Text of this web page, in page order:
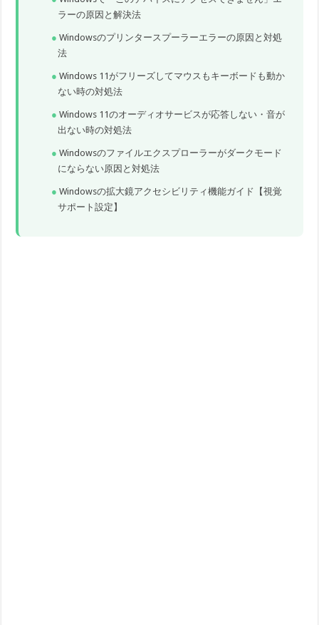
ラーの原因と解決法
Windowsのプリンタースプーラーエラーの原因と対処
法
Windows 11がフリーズしてマウスもキーボードも動か
ない時の対処法
Windows 11のオーディオサービスが応答しない・音が
出ない時の対処法
Windowsのファイルエクスプローラーがダークモード
にならない原因と対処法
Windowsの拡大鏡アクセシビリティ機能ガイド【視覚
サポート設定】